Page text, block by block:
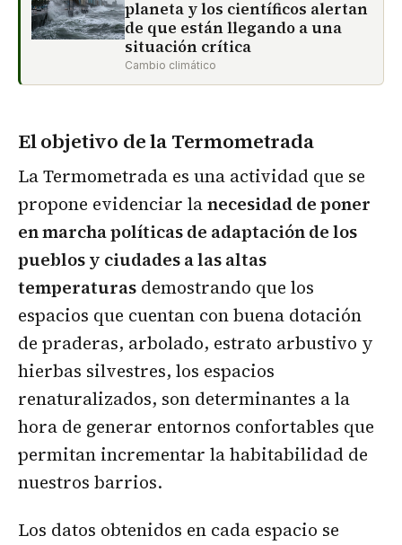
planeta y los científicos alertan
de que están llegando a una
situación crítica
Cambio climático
El objetivo de la Termometrada
La Termometrada es una actividad que se
propone evidenciar lanecesidad de poner
en marcha políticas de adaptación de los
pueblos y ciudades a las altas
temperaturas demostrando que los
espacios que cuentan con buena dotación
de praderas, arbolado, estrato arbustivo y
hierbas silvestres, los espacios
renaturalizados, son determinantes a la
hora de generar entornos confortables que
permitan incrementar la habitabilidad de
nuestros barrios.
Los datos obtenidos en cada espacio se